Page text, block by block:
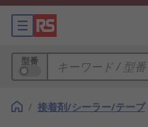
型番
/ 接着剤/シーラー/テープ